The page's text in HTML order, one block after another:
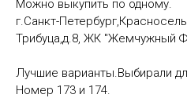
Можно выкупить по одному.
г.Санкт-
Трибуца,д.8, ЖК "Жемчужный
Лучшие варианты.Выбирали
Номер 173 и 174.